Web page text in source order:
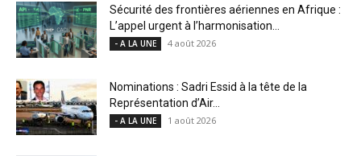
Sécurité des frontières aériennes en Afrique :
L’appel urgent à l’harmonisation...
- A LA UNE 4 août 2026
Nominations : Sadri Essid à la tête de la
Représentation d’Air...
- A LA UNE 1 août 2026